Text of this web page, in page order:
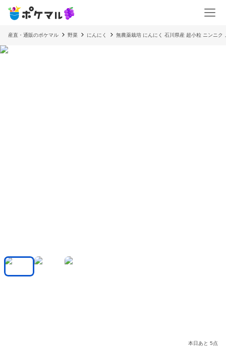
産直・通販のポケマル 野菜 にんにく 無農薬栽培 にんにく 石川県産 超小粒 ニンニク
本日あと 5点